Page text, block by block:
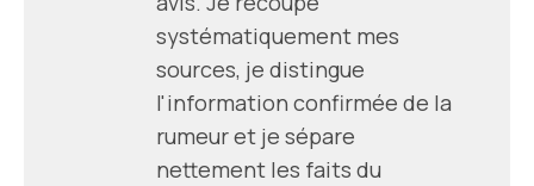
systématiquement mes
sources, je distingue
l'information confirmée de la
rumeur et je sépare
nettement les faits du